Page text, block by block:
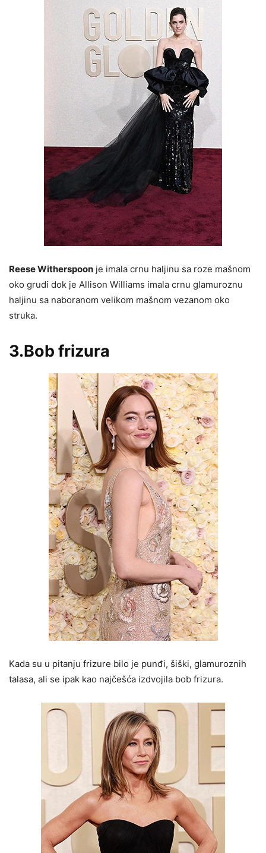
Reese Witherspoon je imala crnu haljinu sa roze mašnom
oko grudi dok je Allison Williams imala crnu glamuroznu
haljinu sa naboranom velikom mašnom vezanom oko
struka.
3.Bob frizura
Kada su u pitanju frizure bilo je punđi, šiški, glamuroznih
talasa, ali se ipak kao najčešća izdvojila bob frizura.